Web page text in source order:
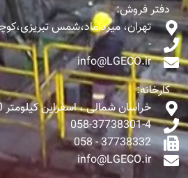
دفتر فروش:
تهران، میرداماد،شمس
-
info@LGECO.ir
کارخانه:
خراسان شمالی ، اسفراین کیلومتر 10 جاده اسفراین - بجنورد
058-37738301-4
37738332 - 058
info@LGECO.ir